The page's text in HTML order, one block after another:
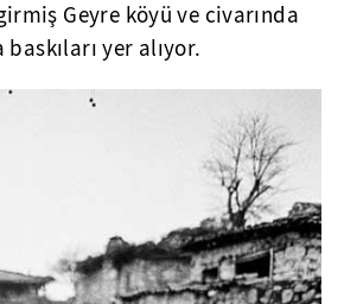
Geyre köyü ve civarında
yer alıyor.